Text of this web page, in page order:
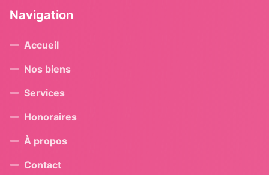
Navigation
Accueil
Nos biens
Services
Honoraires
À propos
Contact